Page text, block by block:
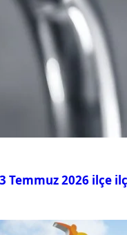
Temmuz 2026 ilçe